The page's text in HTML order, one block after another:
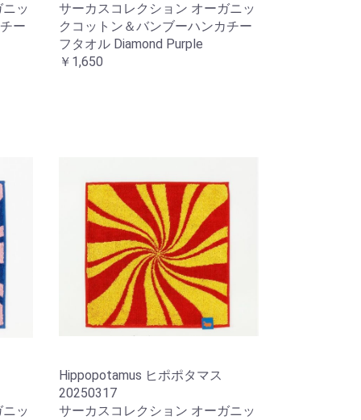
ッ
ー
サーカスコレクション オーガニッ
クコットン＆バンブーハンカチー
フタオル Diamond Purple
￥1,650
ッ
Hippopotamus ヒポポタマス
20250317
サーカスコレクション オーガニッ